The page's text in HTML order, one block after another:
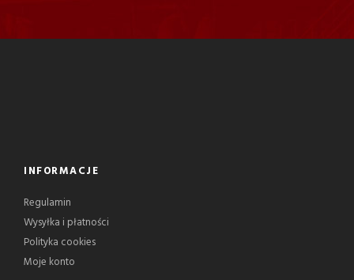
INFORMACJE
Regulamin
Wysyłka i płatności
Polityka cookies
Moje konto